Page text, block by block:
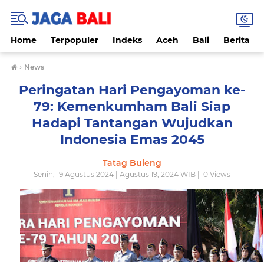
Home Terpopuler Indeks Aceh Bali Berita
› News
Peringatan Hari Pengayoman ke-
79: Kemenkumham Bali Siap
Hadapi Tantangan Wujudkan
Indonesia Emas 2045
Tatag Buleng
Senin, 19 Agustus 2024 | Agustus 19, 2024 WIB | 0 Views